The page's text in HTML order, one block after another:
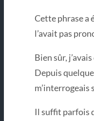
Cette phrase a
l’avait pas
Bien sûr,
Depuis
m’interrogeais
Il suffit parfois